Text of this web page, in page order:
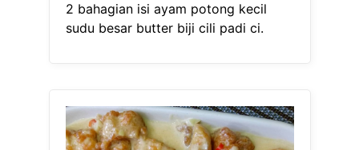
2 bahagian isi ayam potong kecil
sudu besar butter biji cili padi ci.